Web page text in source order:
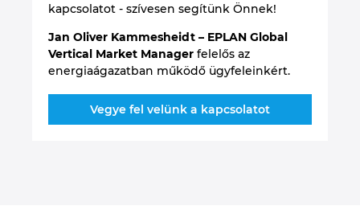
kapcsolatot - szívesen segítünk Önnek!
Jan Oliver Kammesheidt – EPLAN Global
Vertical Market Manager felelős az
energiaágazatban működő ügyfeleinkért.
Vegye fel velünk a kapcsolatot